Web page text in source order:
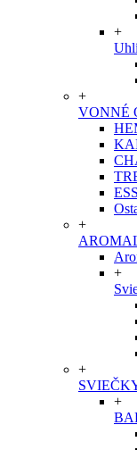
+
+
VONNÉ
+
+
+
+